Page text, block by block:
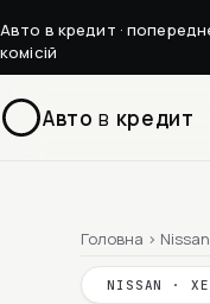
Авто в кредит ·
комісій
Авто в кредит
Головна › Nissan
NISSAN ·